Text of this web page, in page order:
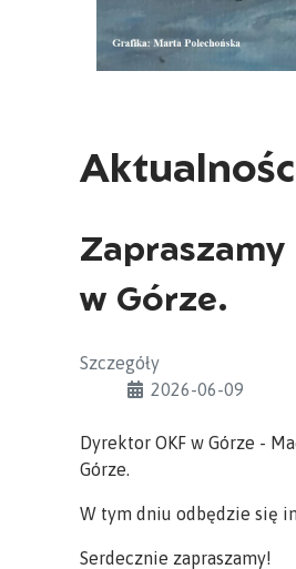
w Górze.
Szczegóły
2026-06-09
Dyrektor OKF w Górze -
Górze.
W tym dniu odbędzie się
Serdecznie zapraszamy!